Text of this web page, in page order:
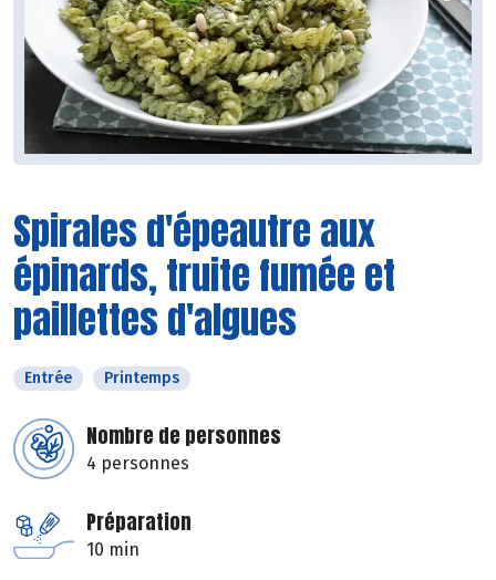
Spirales d'épeautre aux
épinards, truite fumée et
paillettes d'algues
Entrée Printemps
Nombre de personnes
4 personnes
Préparation
10 min